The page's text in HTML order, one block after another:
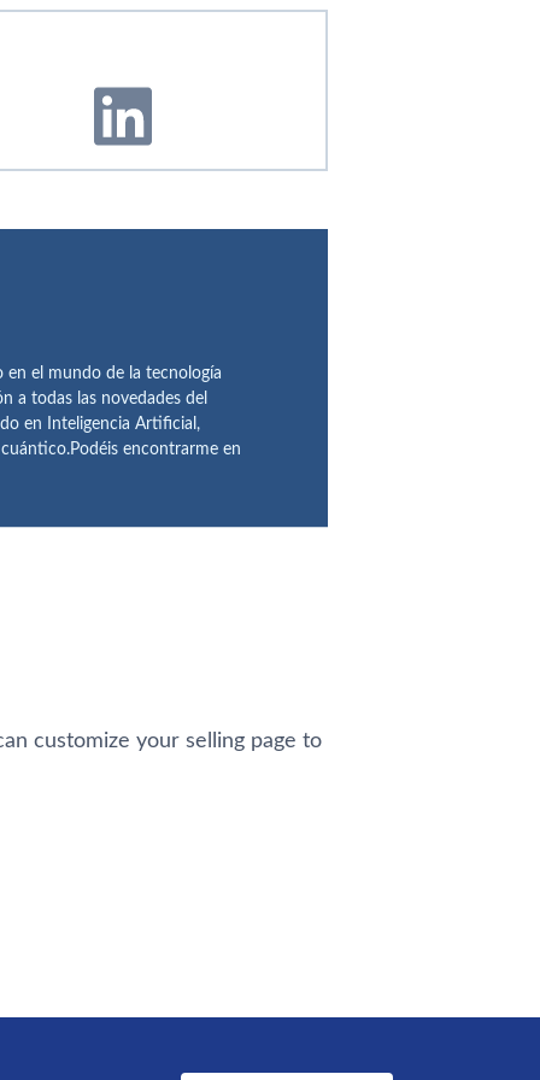
en el mundo de la tecnología
a todas las novedades del
en Inteligencia Artificial,
encontrarme en
customize your selling page to